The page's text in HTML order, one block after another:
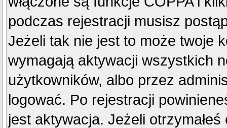
podczas rejestracji musisz
Jeżeli tak nie jest to może twoje
wymagają aktywacji wszystkich
użytkowników, albo przez
logować. Po rejestracji
jest aktywacja. Jeżeli